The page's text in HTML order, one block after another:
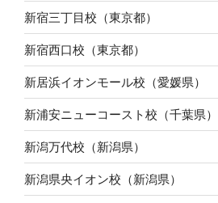
新宿三丁目校（東京都）
新宿西口校（東京都）
新居浜イオンモール校（愛媛県）
新浦安ニューコースト校（千葉県）
新潟万代校（新潟県）
新潟県央イオン校（新潟県）